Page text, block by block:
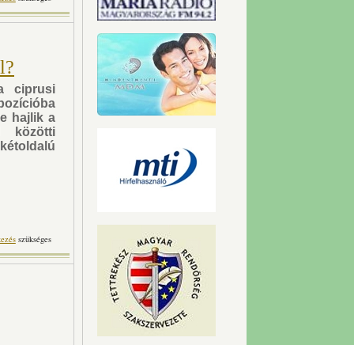
ciprusi
hajlik a
közötti
Izrael? tartalommal
szükséges